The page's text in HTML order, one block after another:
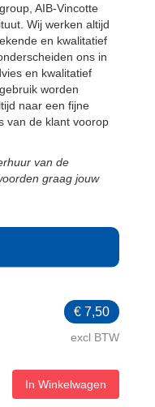
AIB-Vincotte
Wij werken altijd
en kwalitatief
ons in
en kwalitatief
worden
naar een fijne
van de klant voorop
van de
graag jouw
€ 7,50
excl BTW
In Winkelwagen